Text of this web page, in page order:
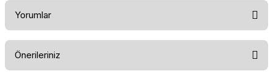
Yorumlar
Önerileriniz